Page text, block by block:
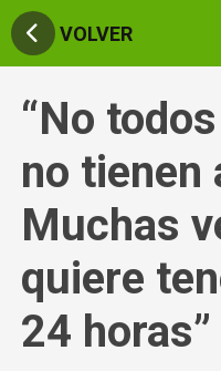
VOLVER
“No
no tienen
Muchas
quiere
24 horas”